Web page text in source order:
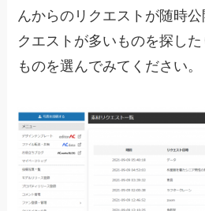
んからのリクエストが随時
クエストが多いものを探し
ものを選んでみてください。